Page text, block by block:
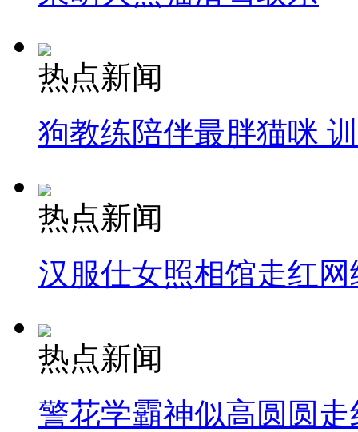
热点新闻
狗教练陪伴最胖猫咪
热点新闻
汉服仕女照相馆走红网
热点新闻
警花学霸神似高圆圆走